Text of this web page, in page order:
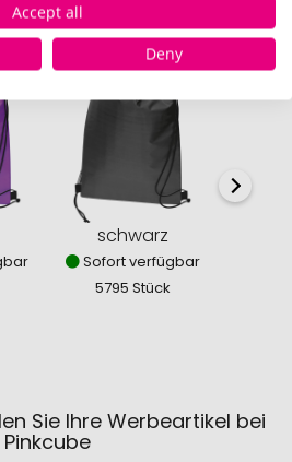
schwarz
Sofort verfügbar
5795 Stück
Sie Ihre Werbeartikel bei
Pinkcube
Accept all
Deny